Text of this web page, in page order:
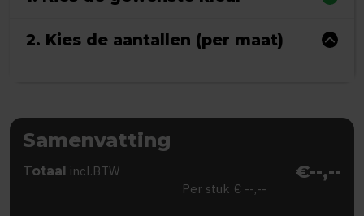
2. Kies de aantallen (per maat)
Samenvatting
Totaal incl.BTW €--,--
Per stuk € --,--